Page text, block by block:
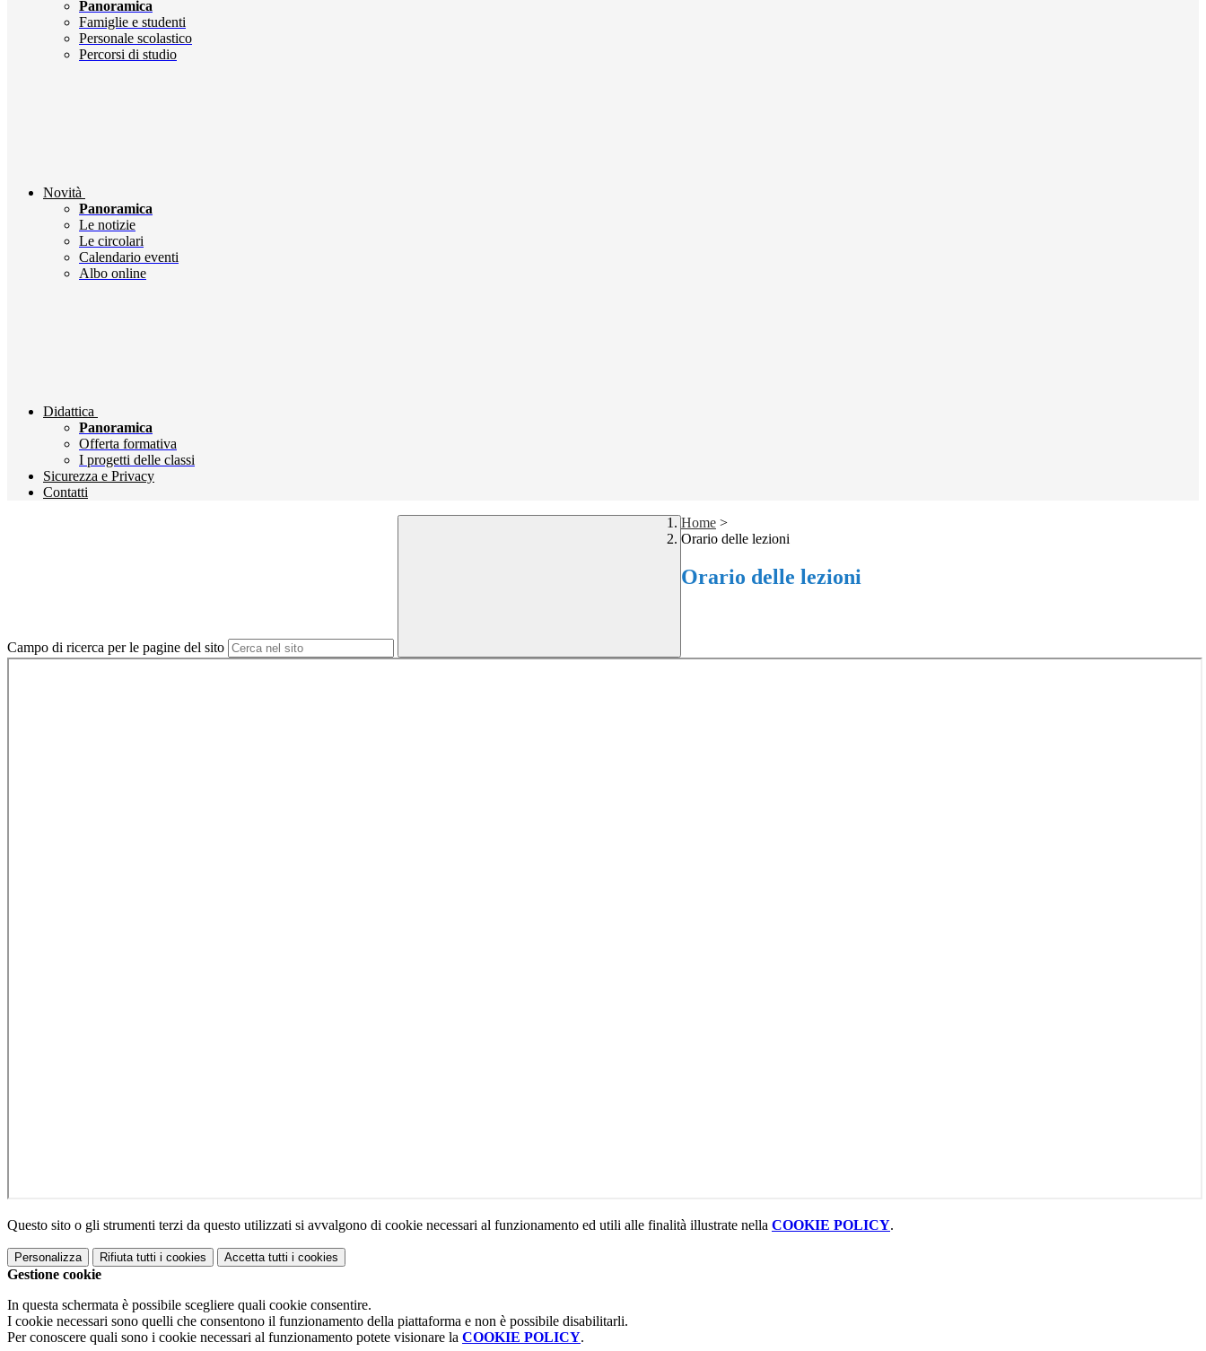
Panoramica
Famiglie e studenti
Personale scolastico
Percorsi di studio
Novità
Panoramica
Le notizie
Le circolari
Calendario eventi
Albo online
Didattica
Panoramica
Offerta formativa
I progetti delle classi
Sicurezza e Privacy
Contatti
Campo di ricerca per le pagine del sito
Home >
Orario delle lezioni
Orario delle lezioni
Questo sito o gli strumenti terzi da questo utilizzati si avvalgono di cookie necessari al funzionamento ed utili alle finalità illustrate nella COOKIE POLICY.
Personalizza Rifiuta tutti i cookies Accetta tutti i cookies
Gestione cookie
In questa schermata è possibile scegliere quali cookie consentire.
I cookie necessari sono quelli che consentono il funzionamento della piattaforma e non è possibile disabilitarli.
Per conoscere quali sono i cookie necessari al funzionamento potete visionare la COOKIE POLICY.